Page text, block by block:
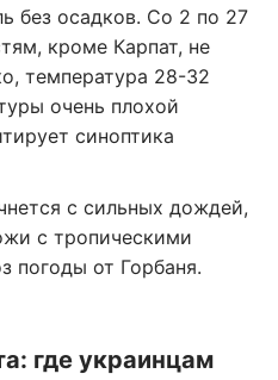
без осадков. Со 2 по 27
кроме Карпат, не
температура 28-32
очень плохой
синоптика
с сильных дождей,
с тропическими
погоды от Горбаня.
где украинцам